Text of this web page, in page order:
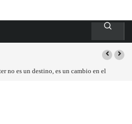
no es un destino, es un cambio en el